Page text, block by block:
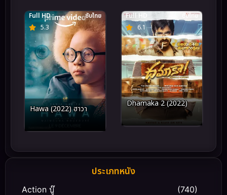
5.3
Full HD ซับไทย
Hawa (2022) ฮาวา
6.1
Full HD ซับไทย
Dhamaka 2 (2022)
ประเภทหนัง
Action บู๊ (740)